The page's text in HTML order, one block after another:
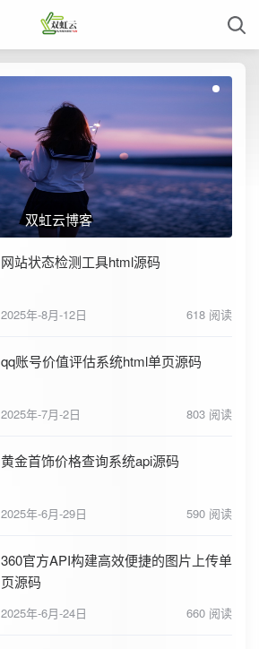
双虹云博客
网站状态检测工具html源码
2025年-8月-12日 618 阅读
qq账号价值评估系统html单页源码
2025年-7月-2日 803 阅读
黄金首饰价格查询系统api源码
2025年-6月-29日 590 阅读
360官方API构建高效便捷的图片上传单
页源码
2025年-6月-24日 660 阅读